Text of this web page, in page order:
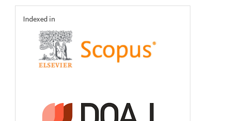
indexing
Indexed in